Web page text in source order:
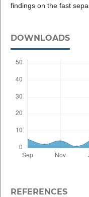
findings on the fast
DOWNLOADS
REFERENCES